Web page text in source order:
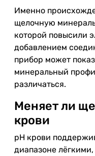
Именно
щелочную
которой повысили
добавлением
прибор может
минеральный
различаться.
Меняет ли
крови
pH крови
диапазоне